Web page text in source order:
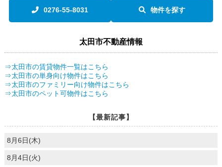
0276-55-8031 物件を探す
太田市不動産情報
⇒太田市の賃貸物件一覧はこちら
⇒太田市の単身向け物件はこちら
⇒太田市のファミリー向け物件はこちら
⇒太田市のペット可物件はこちら
【最新記事】
8月6日(木)
8月4日(火)